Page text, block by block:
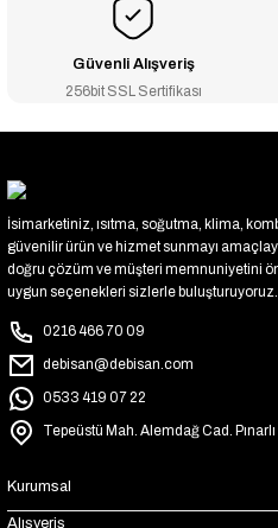
Güvenli Alışveriş
256bit SSL Sertifikası
İsimarketiniz, ısıtma, soğutma, klima,
güvenilir ürün ve hizmet sunmayı
doğru çözüm ve müşteri memnuniyetini
uygun seçenekleri sizlerle buluşturuyoruz.
0216 466 70 09
debisan@debisan.com
0533 419 07 22
Tepeüstü Mah. Alemdağ Cad.
Kurumsal
Alışveriş